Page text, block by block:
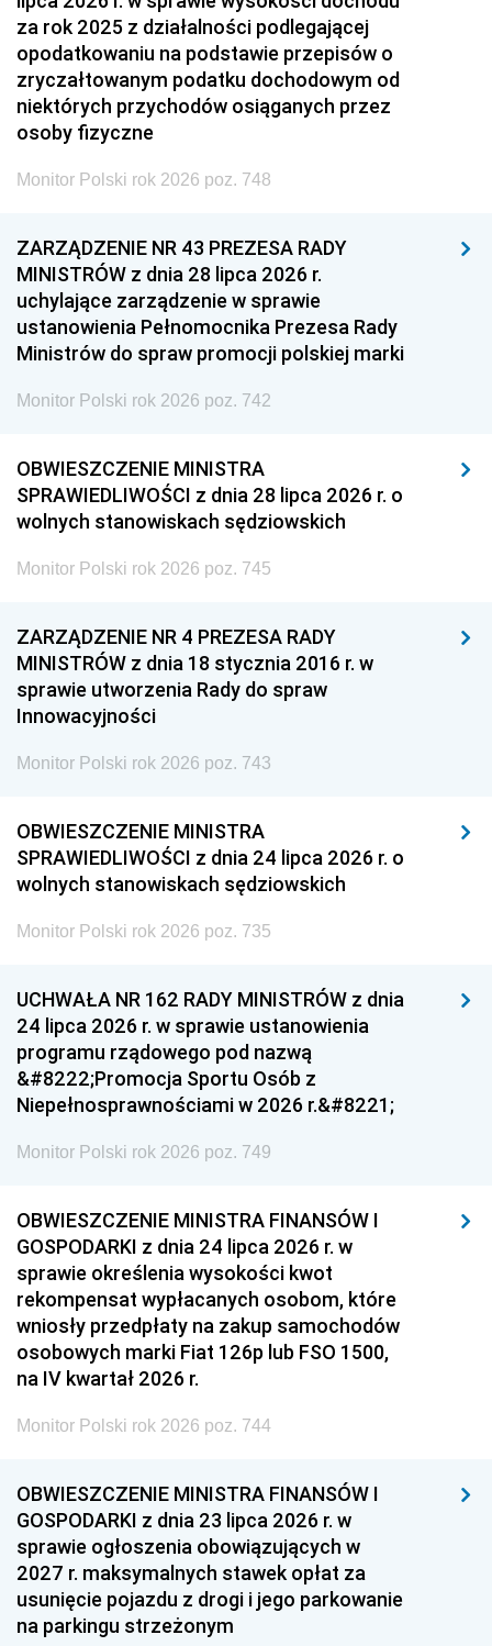
za rok 2025 z działalności podlegającej
opodatkowaniu na podstawie przepisów o
zryczałtowanym podatku dochodowym od
niektórych przychodów osiąganych przez
osoby fizyczne
Monitor Polski rok 2026 poz. 748
ZARZĄDZENIE NR 43 PREZESA RADY
MINISTRÓW z dnia 28 lipca 2026 r.
uchylające zarządzenie w sprawie
ustanowienia Pełnomocnika Prezesa Rady
Ministrów do spraw promocji polskiej marki
Monitor Polski rok 2026 poz. 742
OBWIESZCZENIE MINISTRA
SPRAWIEDLIWOŚCI z dnia 28 lipca 2026 r. o
wolnych stanowiskach sędziowskich
Monitor Polski rok 2026 poz. 745
ZARZĄDZENIE NR 4 PREZESA RADY
MINISTRÓW z dnia 18 stycznia 2016 r. w
sprawie utworzenia Rady do spraw
Innowacyjności
Monitor Polski rok 2026 poz. 743
OBWIESZCZENIE MINISTRA
SPRAWIEDLIWOŚCI z dnia 24 lipca 2026 r. o
wolnych stanowiskach sędziowskich
Monitor Polski rok 2026 poz. 735
UCHWAŁA NR 162 RADY MINISTRÓW z dnia
24 lipca 2026 r. w sprawie ustanowienia
programu rządowego pod nazwą
&#8222;Promocja Sportu Osób z
Niepełnosprawnościami w 2026 r.&#8221;
Monitor Polski rok 2026 poz. 749
OBWIESZCZENIE MINISTRA FINANSÓW I
GOSPODARKI z dnia 24 lipca 2026 r. w
sprawie określenia wysokości kwot
rekompensat wypłacanych osobom, które
wniosły przedpłaty na zakup samochodów
osobowych marki Fiat 126p lub FSO 1500,
na IV kwartał 2026 r.
Monitor Polski rok 2026 poz. 744
OBWIESZCZENIE MINISTRA FINANSÓW I
GOSPODARKI z dnia 23 lipca 2026 r. w
sprawie ogłoszenia obowiązujących w
2027 r. maksymalnych stawek opłat za
usunięcie pojazdu z drogi i jego parkowanie
na parkingu strzeżonym